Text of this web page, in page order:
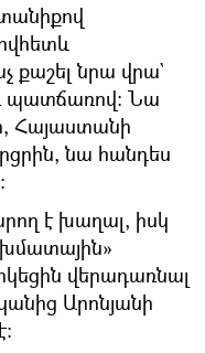
քաշել նրա վրա`
պատճառով։ Նա
Հայաստանի
նա հանդես
է խաղալ, իսկ
վերադառնալ
Արոնյանի